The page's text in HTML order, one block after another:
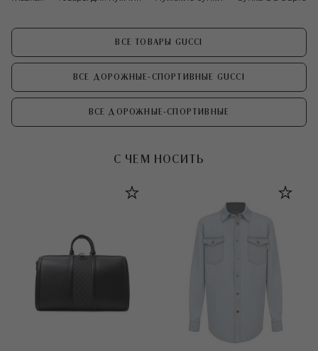
ВСЕ ТОВАРЫ GUCCI
ВСЕ ДОРОЖНЫЕ-СПОРТИВНЫЕ GUCCI
ВСЕ ДОРОЖНЫЕ-СПОРТИВНЫЕ
С ЧЕМ НОСИТЬ